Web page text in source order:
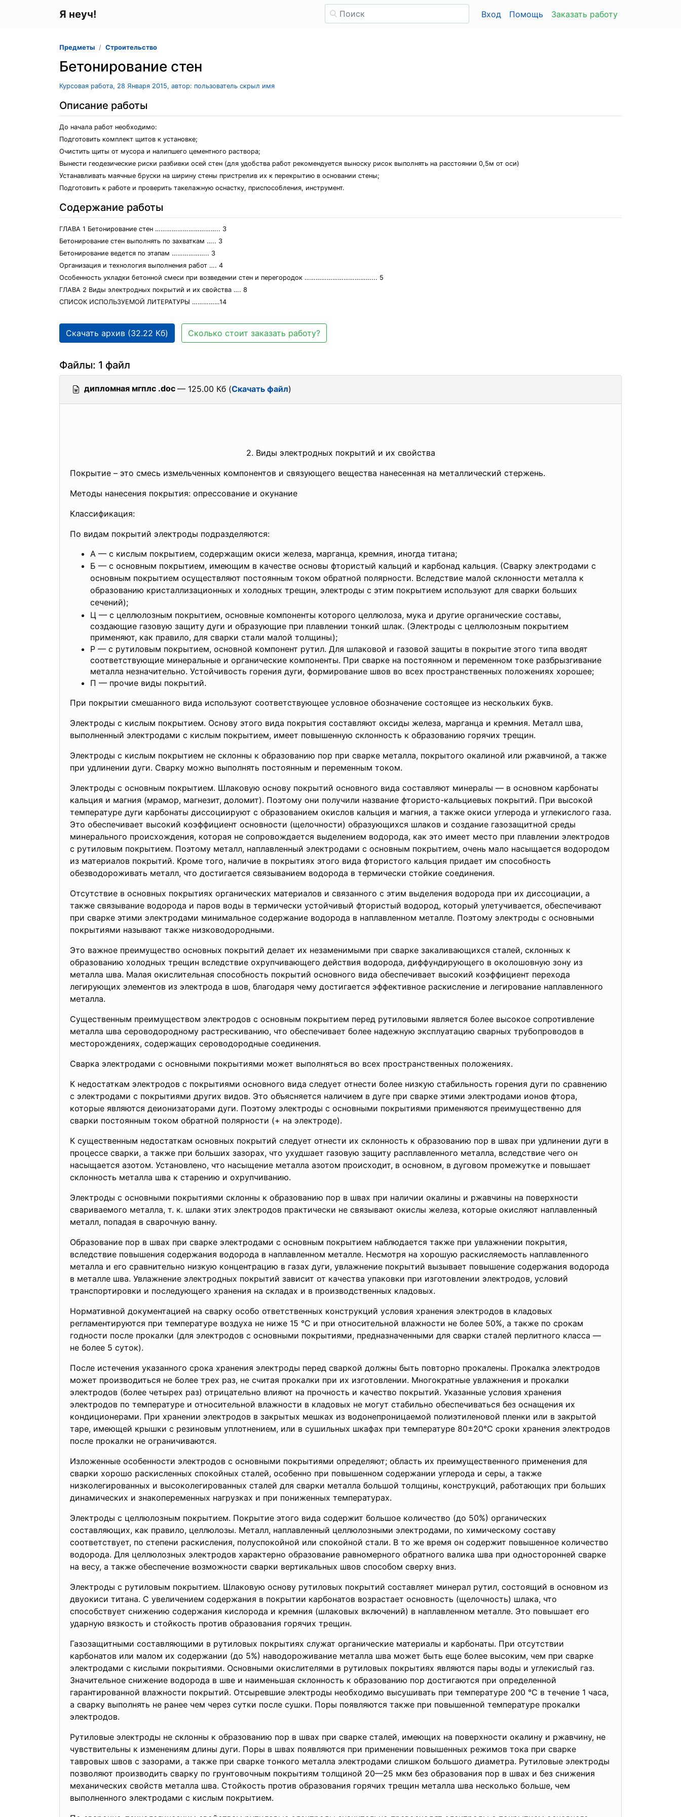
Я неуч! Вход Помощь Заказать работу
Предметы Строительство
Бетонирование стен
Курсовая работа, 28 Января 2015, автор: пользователь скрыл имя
Описание работы
До начала работ необходимо:
Подготовить комплект щитов к установке;
Очистить щиты от мусора и налипшего цементного раствора;
Вынести геодезические риски разбивки осей стен (для удобства работ рекомендуется выноску рисок выполнять на расстоянии 0,5м от оси)
Устанавливать маячные бруски на ширину стены пристрелив их к перекрытию в основании стены;
Подготовить к работе и проверить такелажную оснастку, приспособления, инструмент.
Содержание работы
ГЛАВА 1 Бетонирование стен …………………………….. 3
Бетонирование стен выполнять по захваткам ….. 3
Бетонирование ведется по этапам ……………….. 3
Организация и технология выполнения работ …. 4
Особенность укладки бетонной смеси при возведении стен и перегородок ………………………………... 5
ГЛАВА 2 Виды электродных покрытий и их свойства …. 8
СПИСОК ИСПОЛЬЗУЕМОЙ ЛИТЕРАТУРЫ ……………14
Скачать архив (32.22 Кб) Сколько стоит заказать работу?
Файлы: 1 файл
дипломная мгплс .doc — 125.00 Кб (Скачать файл)
2. Виды электродных покрытий и их свойства
Покрытие – это смесь измельченных компонентов и связующего вещества нанесенная на металлический стержень.
Методы нанесения покрытия: опрессование и окунание
Классификация:
По видам покрытий электроды подразделяются:
А — с кислым покрытием, содержащим окиси железа, марганца, кремния, иногда титана;
Б — с основным покрытием, имеющим в качестве основы фтористый кальций и карбонад кальция. (Сварку электродами с
основным покрытием осуществляют постоянным током обратной полярности. Вследствие малой склонности металла к
образованию кристаллизационных и холодных трещин, электроды с этим покрытием используют для сварки больших
сечений);
Ц — с целлюлозным покрытием, основные компоненты которого целлюлоза, мука и другие органические составы,
создающие газовую защиту дуги и образующие при плавлении тонкий шлак. (Электроды с целлюлозным покрытием
применяют, как правило, для сварки стали малой толщины);
Р — с рутиловым покрытием, основной компонент рутил. Для шлаковой и газовой защиты в покрытие этого типа вводят
соответствующие минеральные и органические компоненты. При сварке на постоянном и переменном токе разбрызгивание
металла незначительно. Устойчивость горения дуги, формирование швов во всех пространственных положениях хорошее;
П — прочие виды покрытий.
При покрытии смешанного вида используют соответствующее условное обозначение состоящее из нескольких букв.
Электроды с кислым покрытием. Основу этого вида покрытия составляют оксиды железа, марганца и кремния. Металл шва,
выполненный электродами с кислым покрытием, имеет повышенную склонность к образованию горячих трещин.
Электроды с кислым покрытием не склонны к образованию пор при сварке металла, покрытого окалиной или ржавчиной, а также
при удлинении дуги. Сварку можно выполнять постоянным и переменным током.
Электроды с основным покрытием. Шлаковую основу покрытий основного вида составляют минералы — в основном карбонаты
кальция и магния (мрамор, магнезит, доломит). Поэтому они получили название фтористо-кальциевых покрытий. При высокой
температуре дуги карбонаты диссоциируют с образованием окислов кальция и магния, a также окиси углерода и углекислого газа.
Это обеспечивает высокий коэффициент основности (щелочности) образующихся шлаков и создание газозащитной среды
минерального происхождения, которая не сопровождается выделением водорода, как это имеет место при плавлении электродов
с рутиловым покрытием. Поэтому металл, наплавленный электродами с основным покрытием, очень мало насыщается водородом
из материалов покрытий. Кроме того, наличие в покрытиях этого вида фтористого кальция придает им способность
обезводороживать металл, что достигается связыванием водорода в термически стойкие соединения.
Отсутствие в основных покрытиях органических материалов и связанного с этим выделения водорода при их диссоциации, а
также связывание водорода и паров воды в термически устойчивый фтористый водород, который улетучивается, обеспечивают
при сварке этими электродами минимальное содержание водорода в наплавленном металле. Поэтому электроды с основными
покрытиями называют также низководородными.
Это важное преимущество основных покрытий делает их незаменимыми при сварке закаливающихся сталей, склонных к
образованию холодных трещин вследствие охрупчивающего действия водорода, диффундирующего в околошовную зону из
металла шва. Малая окислительная способность покрытий основного вида обеспечивает высокий коэффициент перехода
легирующих элементов из электрода в шов, благодаря чему достигается эффективное раскисление и легирование наплавленного
металла.
Существенным преимуществом электродов с основным покрытием перед рутиловыми является более высокое сопротивление
металла шва сероводородному растрескиванию, что обеспечивает более надежную эксплуатацию сварных трубопроводов в
месторождениях, содержащих сероводородные соединения.
Сварка электродами с основными покрытиями может выполняться во всех пространственных положениях.
К недостаткам электродов с покрытиями основного вида следует отнести более низкую стабильность горения дуги по сравнению
с электродами с покрытиями других видов. Это объясняется наличием в дуге при сварке этими электродами ионов фтора,
которые являются деионизаторами дуги. Поэтому электроды с основными покрытиями применяются преимущественно для
сварки постоянным током обратной полярности (+ на электроде).
К существенным недостаткам основных покрытий следует отнести их склонность к образованию пор в швах при удлинении дуги в
процессе сварки, а также при больших зазорах, что ухудшает газовую защиту расплавленного металла, вследствие чего он
насыщается азотом. Установлено, что насыщение металла азотом происходит, в основном, в дуговом промежутке и повышает
склонность металла шва к старению и охрупчиванию.
Электроды с основными покрытиями склонны к образованию пор в швах при наличии окалины и ржавчины на поверхности
свариваемого металла, т. к. шлаки этих электродов практически не связывают окислы железа, которые окисляют наплавленный
металл, попадая в сварочную ванну.
Образование пор в швах при сварке электродами с основным покрытием наблюдается также при увлажнении покрытия,
вследствие повышения содержания водорода в наплавленном металле. Несмотря на хорошую раскисляемость наплавленного
металла и его сравнительно низкую концентрацию в газах дуги, увлажнение покрытий вызывает повышение содержания водорода
в металле шва. Увлажнение электродных покрытий зависит от качества упаковки при изготовлении электродов, условий
транспортировки и последующего хранения на складах и в производственных кладовых.
Нормативной документацией на сварку особо ответственных конструкций условия хранения электродов в кладовых
регламентируются при температуре воздуха не ниже 15 °С и при относительной влажности не более 50%, а также по срокам
годности после прокалки (для электродов с основными покрытиями, предназначенными для сварки сталей перлитного класса —
не более 5 суток).
После истечения указанного срока хранения электроды перед сваркой должны быть повторно прокалены. Прокалка электродов
может производиться не более трех раз, не считая прокалки при их изготовлении. Многократные увлажнения и прокалки
электродов (более четырех раз) отрицательно влияют на прочность и качество покрытий. Указанные условия хранения
электродов по температуре и относительной влажности в кладовых не могут стабильно обеспечиваться без оснащения их
кондиционерами. При хранении электродов в закрытых мешках из водонепроницаемой полиэтиленовой пленки или в закрытой
таре, имеющей крышки с резиновым уплотнением, или в сушильных шкафах при температуре 80±20°С сроки хранения электродов
после прокалки не ограничиваются.
Изложенные особенности электродов с основными покрытиями определяют; область их преимущественного применения для
сварки хорошо раскисленных спокойных сталей, особенно при повышенном содержании углерода и серы, а также
низколегированных и высоколегированных сталей для сварки металла большой толщины, конструкций, работающих при больших
динамических и знакопеременных нагрузках и при пониженных температурах.
Электроды с целлюлозным покрытием. Покрытие этого вида содержит большое количество (до 50%) органических
составляющих, как правило, целлюлозы. Металл, наплавленный целлюлозными электродами, по химическому составу
соответствует, по степени раскисления, полуспокойной или спокойной стали. В то же время он содержит повышенное количество
водорода. Для целлюлозных электродов характерно образование равномерного обратного валика шва при односторонней сварке
на весу, а также обеспечение возможности сварки вертикальных швов способом сверху вниз.
Электроды с рутиловым покрытием. Шлаковую основу рутиловых покрытий составляет минерал рутил, состоящий в основном из
двуокиси титана. С увеличением содержания в покрытии карбонатов возрастает основность (щелочность) шлака, что
способствует снижению содержания кислорода и кремния (шлаковых включений) в наплавленном металле. Это повышает его
ударную вязкость и стойкость против образования горячих трещин.
Газозащитными составляющими в рутиловых покрытиях служат органические материалы и карбонаты. При отсутствии
карбонатов или малом их содержании (до 5%) наводороживание металла шва может быть еще более высоким, чем при сварке
электродами с кислыми покрытиями. Основными окислителями в рутиловых покрытиях являются пары воды и углекислый газ.
Значительное снижение водорода в шве и наименьшая склонность к образованию пор достигаются при определенной
гарантированной влажности покрытий. Отсыревшие электроды необходимо высушивать при температуре 200 °С в течение 1 часа,
а сварку выполнять не ранее чем через сутки после сушки. Поры появляются также при повышенной температуре прокалки
электродов.
Рутиловые электроды не склонны к образованию пор в швах при сварке сталей, имеющих на поверхности окалину и ржавчину, не
чувствительны к изменениям длины дуги. Поры в швах появляются при применении повышенных режимов тока при сварке
тавровых швов с зазорами, а также при сварке тонкого металла электродами слишком большого диаметра. Рутиловые электроды
позволяют производить сварку по грунтовочным покрытиям толщиной 20—25 мкм без образования пор в швах и без снижения
механических свойств металла шва. Стойкость против образования горячих трещин металла шва несколько больше, чем
выполненного электродами с кислым покрытием.